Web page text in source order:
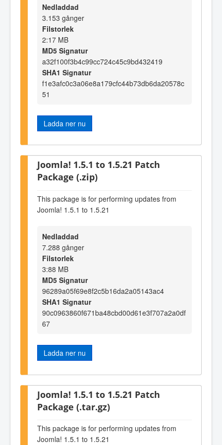
Nedladdad
3.153 gånger
Filstorlek
2:17 MB
MD5 Signatur
a32f100f3b4c99cc724c45c9bd432419
SHA1 Signatur
f1e3afc0c3a06e8a179cfc44b73db6da20578c
51
Ladda ner nu
Joomla! 1.5.1 to 1.5.21 Patch
Package (.zip)
This package is for performing updates from
Joomla! 1.5.1 to 1.5.21
Nedladdad
7.288 gånger
Filstorlek
3:88 MB
MD5 Signatur
96289a05f69e8f2c5b16da2a05143ac4
SHA1 Signatur
90c0963860f671ba48cbd00d61e3f707a2a0df
67
Ladda ner nu
Joomla! 1.5.1 to 1.5.21 Patch
Package (.tar.gz)
This package is for performing updates from
Joomla! 1.5.1 to 1.5.21